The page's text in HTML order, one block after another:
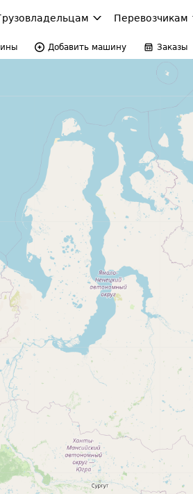
Перевозчикам
Добавить машину Заказы